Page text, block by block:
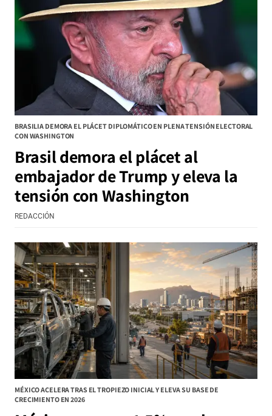
BRASILIA DEMORA EL PLÁCET DIPLOMÁTICO EN PLENA TENSIÓN ELECTORAL
CON WASHINGTON
Brasil demora el plácet al
embajador de Trump y eleva la
tensión con Washington
REDACCIÓN
MÉXICO ACELERA TRAS EL TROPIEZO INICIAL Y ELEVA SU BASE DE
CRECIMIENTO EN 2026